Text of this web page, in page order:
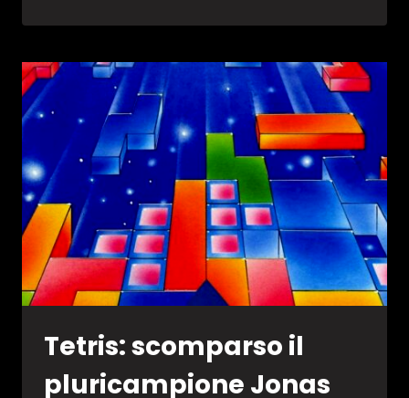
DRAGON
RISE
OF
THE
DRAGONS
Tetris: scomparso il
pluricampione Jonas